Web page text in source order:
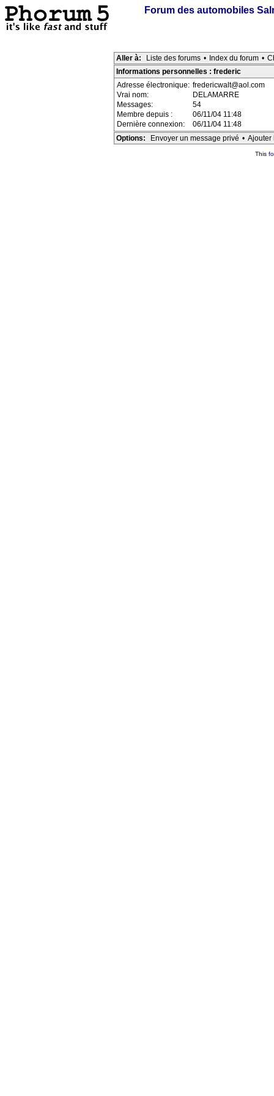
Forum des automobiles
Aller à: Liste des forums • Index du forum •
Informations personnelles : frederic
Adresse électronique: fredericwalt@aol.com
Vrai nom:
DELAMARRE
Messages:
54
Membre depuis :
06/11/04 11:48
Dernière connexion:
06/11/04 11:48
Options:
Envoyer un message privé • Ajouter
This